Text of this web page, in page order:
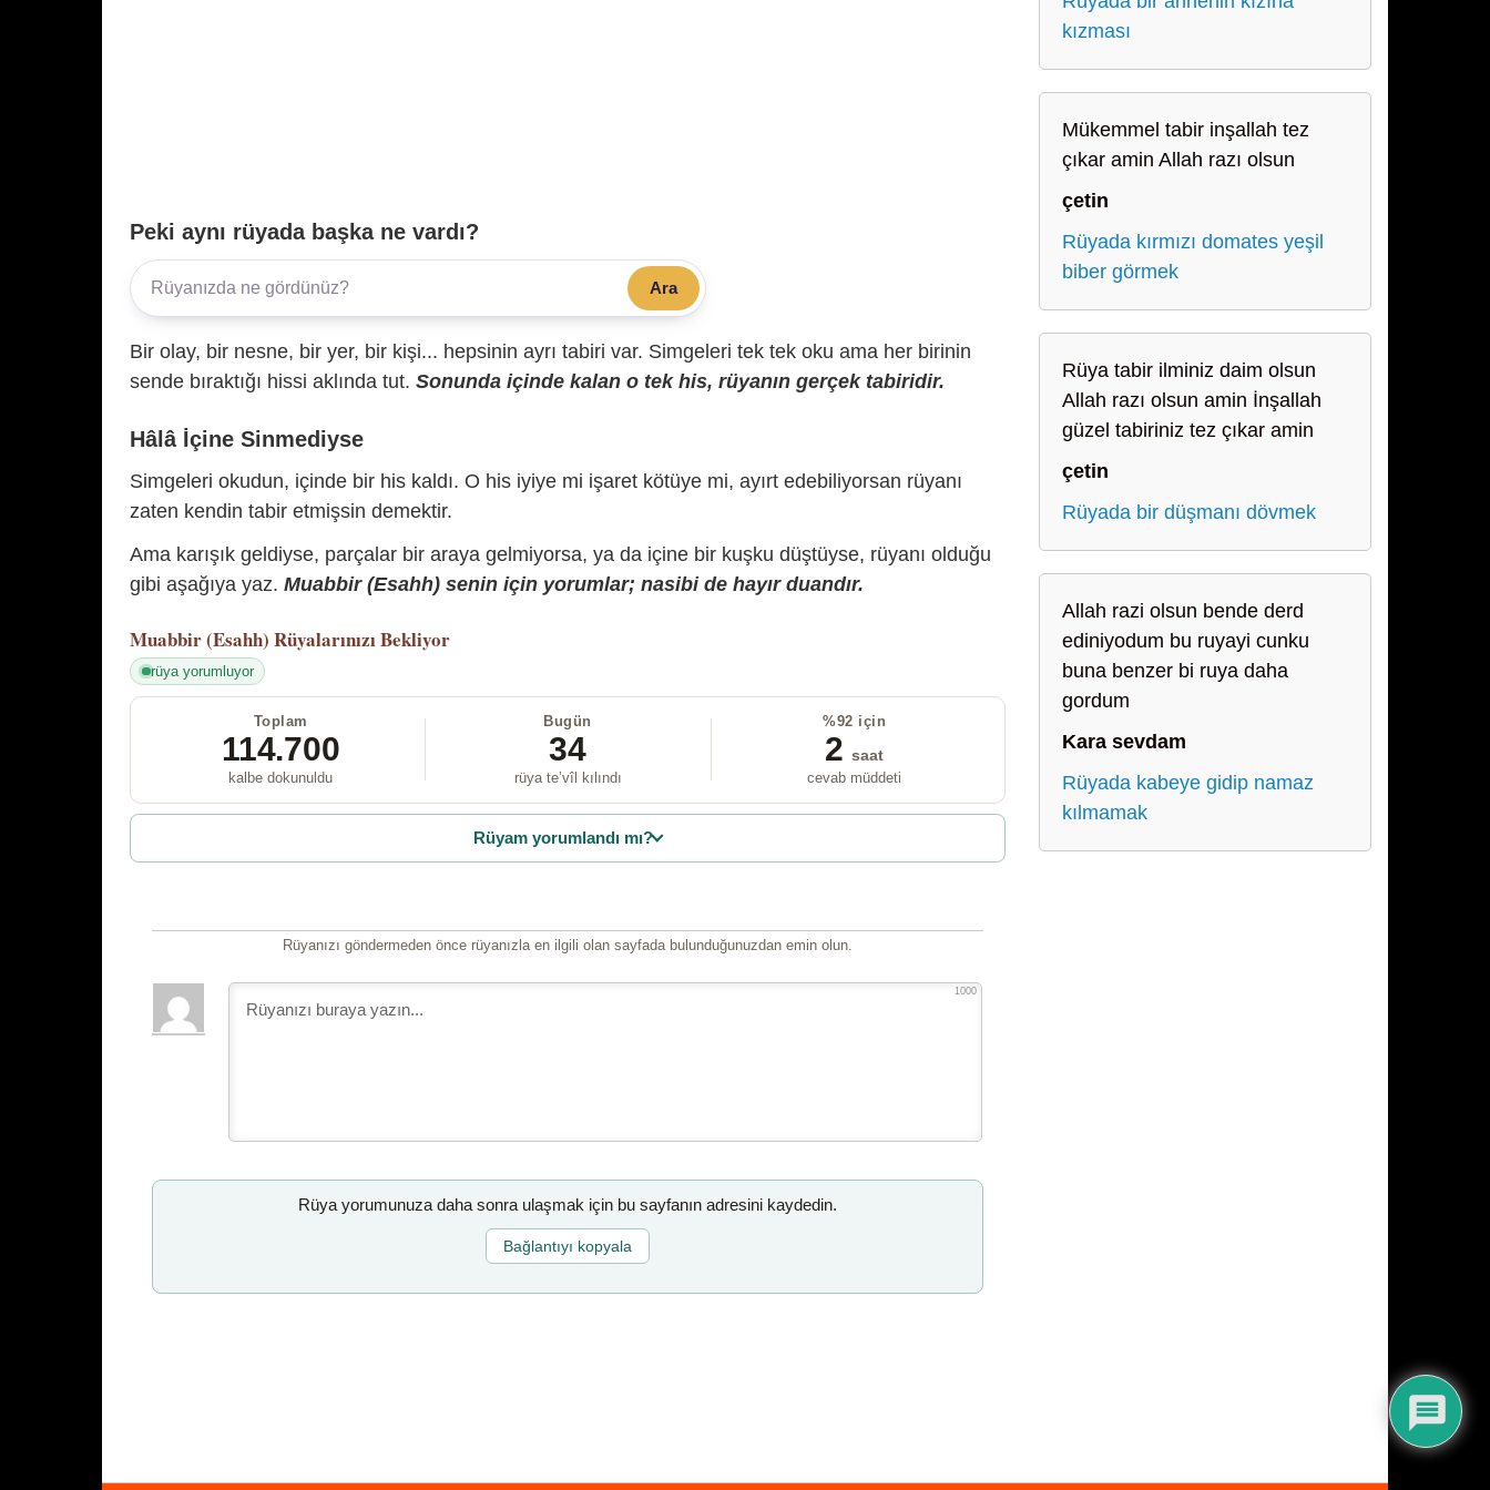
Peki aynı rüyada başka ne vardı?
Ara
Bir olay, bir nesne, bir yer, bir kişi... hepsinin ayrı tabiri var. Simgeleri tek tek oku ama her birinin
sende bıraktığı hissi aklında tut. Sonunda içinde kalan o tek his, rüyanın gerçek tabiridir.
Hâlâ İçine Sinmediyse
Simgeleri okudun, içinde bir his kaldı. O his iyiye mi işaret kötüye mi, ayırt edebiliyorsan rüyanı
zaten kendin tabir etmişsin demektir.
Ama karışık geldiyse, parçalar bir araya gelmiyorsa, ya da içine bir kuşku düştüyse, rüyanı olduğu
gibi aşağıya yaz. Muabbir (Esahh) senin için yorumlar; nasibi de hayır duandır.
Muabbir (Esahh) Rüyalarınızı Bekliyor
rüya yorumluyor
Toplam
114.700
kalbe dokunuldu
Bugün
34
rüya te’vîl kılındı
%92 için
2 saat
cevab müddeti
Rüyam yorumlandı mı?
Rüyanızı göndermeden önce rüyanızla en ilgili olan sayfada bulunduğunuzdan emin olun.
1000
Rüya yorumunuza daha sonra ulaşmak için bu sayfanın adresini kaydedin.
Bağlantıyı kopyala
kızması
Mükemmel tabir inşallah tez
çıkar amin Allah razı olsun
çetin
Rüyada kırmızı domates yeşil
biber görmek
Rüya tabir ilminiz daim olsun
Allah razı olsun amin İnşallah
güzel tabiriniz tez çıkar amin
çetin
Rüyada bir düşmanı dövmek
Allah razi olsun bende derd
ediniyodum bu ruyayi cunku
buna benzer bi ruya daha
gordum
Kara sevdam
Rüyada kabeye gidip namaz
kılmamak